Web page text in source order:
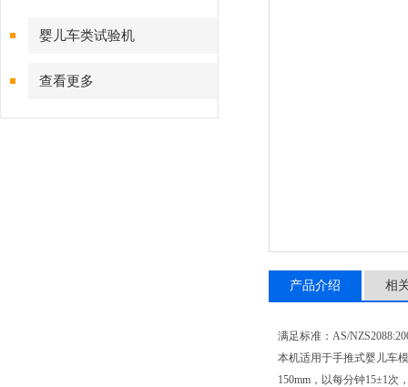
婴儿车类试验机
查看更多
产品介绍 相
满足标准：AS/
本机适用于手推式婴儿车
150mm，以每分钟15±1次